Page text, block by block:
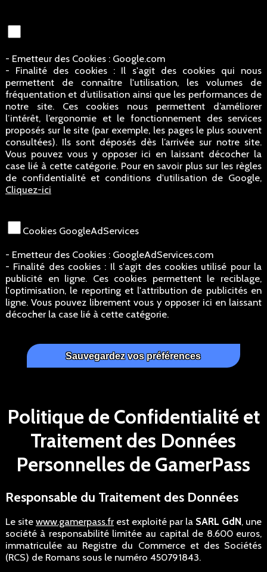
- Emetteur des Cookies : Google.com
- Finalité des cookies : Il s'agit des cookies qui nous
permettent de connaître l'utilisation, les volumes de
fréquentation et d’utilisation ainsi que les performances de
notre site. Ces cookies nous permettent d’améliorer
l’intérêt, l’ergonomie et le fonctionnement des services
proposés sur le site (par exemple, les pages le plus souvent
consultées). Ils sont déposés dès l’arrivée sur notre site.
Vous pouvez vous y opposer ici en laissant décocher la
case lié à cette catégorie. Pour en savoir plus sur les règles
de confidentialité et conditions d'utilisation de Google,
Cliquez-ici
Cookies GoogleAdServices
- Emetteur des Cookies : GoogleAdServices.com
- Finalité des cookies : Il s'agit des cookies utilisé pour la
publicité en ligne. Ces cookies permettent le reciblage,
l'optimisation, le reporting et l'attribution de publicités en
ligne. Vous pouvez librement vous y opposer ici en laissant
décocher la case lié à cette catégorie.
Politique de Confidentialité et
Traitement des Données
Personnelles de GamerPass
Responsable du Traitement des Données
Le site www.gamerpass.frest exploité par la SARL GdN, une
société à responsabilité limitée au capital de 8.600 euros,
immatriculée au Registre du Commerce et des Sociétés
(RCS) de Romans sous le numéro 450791843.